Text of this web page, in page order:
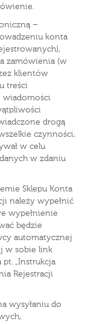
–
konta
zamówienia (w
klientów
treści
wiadomości
drogą
czynności,
w celu
w zdaniu
Sklepu Konta
należy wypełnić
wypełnienie
będzie
automatycznej
w sobie link
„Instrukcja
Rejestracji
wysyłaniu do